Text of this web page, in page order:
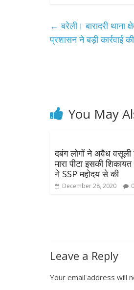
← बरेली। बारादरी
प्रशासन ने बड़ी कार्रवाई
You May
दबंग लोगों ने अवैध
मारा पीटा इसकी
ने SSP महोदय से की
December 28, 2020 0
Leave a Reply
Your email address will